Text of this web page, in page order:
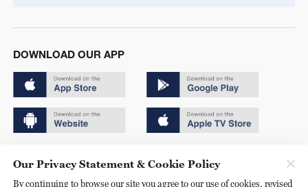
DOWNLOAD OUR APP
京ICP备20000184号
Our Privacy Statement & Cookie Policy
By continuing to browse our site you agree to our use of cookies, revised